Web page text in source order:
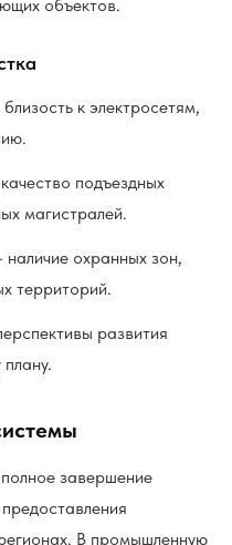
объектов.
к электросетям,
подъездных
магистралей.
наличие охранных зон,
территорий.
развития
завершение
В промышленную